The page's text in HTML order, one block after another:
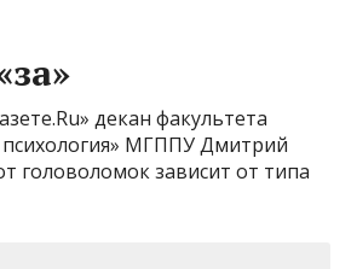
декан факультета
психология» МГППУ Дмитрий
головоломок зависит от типа